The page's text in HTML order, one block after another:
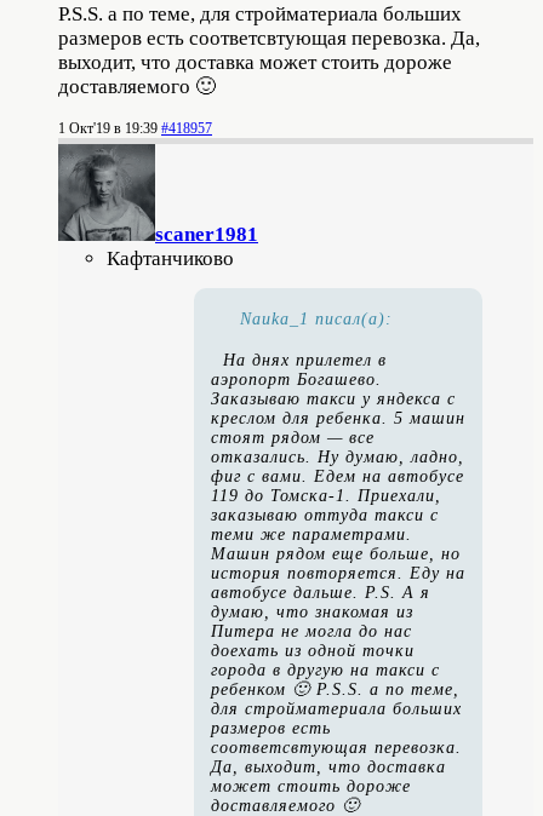
P.S.S. а по теме, для стройматериала больших
размеров есть соответсвтующая перевозка. Да,
выходит, что доставка может стоить дороже
доставляемого 🙂
1 Окт'19 в 19:39 #418957
scaner1981
Кафтанчиково
Nauka_1 писал(а):
На днях прилетел в
аэропорт Богашево.
Заказываю такси у яндекса с
креслом для ребенка. 5 машин
стоят рядом — все
отказались. Ну думаю, ладно,
фиг с вами. Едем на автобусе
119 до Томска-1. Приехали,
заказываю оттуда такси с
теми же параметрами.
Машин рядом еще больше, но
история повторяется. Еду на
автобусе дальше. P.S. А я
думаю, что знакомая из
Питера не могла до нас
доехать из одной точки
города в другую на такси с
ребенком 🙂 P.S.S. а по теме,
для стройматериала больших
размеров есть
соответсвтующая перевозка.
Да, выходит, что доставка
может стоить дороже
доставляемого 🙂